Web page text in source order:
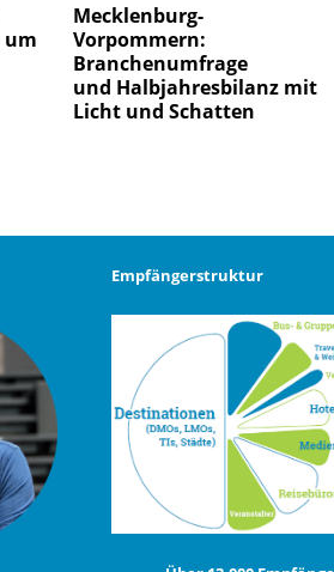
um
Mecklenburg-
Vorpommern:
Branchenumfrage
und Halbjahresbilanz mit
Licht und Schatten
Empfängerstruktur